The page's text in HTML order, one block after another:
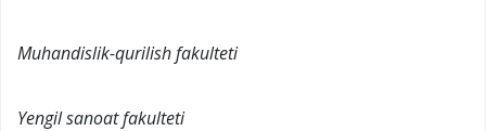
Muhandislik-qurilish fakulteti
Yengil sanoat fakulteti